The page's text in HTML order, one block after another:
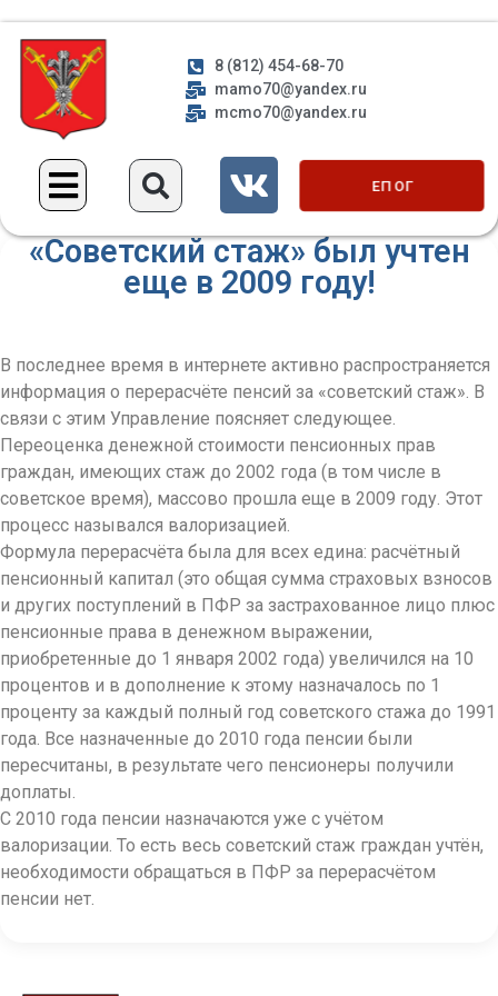
8 (812) 454-68-70
mamo70@yandex.ru
mcmo70@yandex.ru
ЕП ОГ
«Cоветский стаж» был учтен
еще в 2009 году!
В последнее время в интернете активно распространяется
информация о перерасчёте пенсий за «советский стаж». В
связи с этим Управление поясняет следующее.
Переоценка денежной стоимости пенсионных прав
граждан, имеющих стаж до 2002 года (в том числе в
советское время), массово прошла еще в 2009 году. Этот
процесс назывался валоризацией.
Формула перерасчёта была для всех едина: расчётный
пенсионный капитал (это общая сумма страховых взносов
и других поступлений в ПФР за застрахованное лицо плюс
пенсионные права в денежном выражении,
приобретенные до 1 января 2002 года) увеличился на 10
процентов и в дополнение к этому назначалось по 1
проценту за каждый полный год советского стажа до 1991
года. Все назначенные до 2010 года пенсии были
пересчитаны, в результате чего пенсионеры получили
доплаты.
С 2010 года пенсии назначаются уже с учётом
валоризации. То есть весь советский стаж граждан учтён,
необходимости обращаться в ПФР за перерасчётом
пенсии нет.